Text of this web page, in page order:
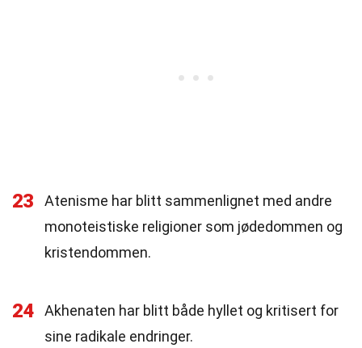
23
Atenisme har blitt sammenlignet med andre
monoteistiske religioner som jødedommen og
kristendommen.
24
Akhenaten har blitt både hyllet og kritisert for
sine radikale endringer.